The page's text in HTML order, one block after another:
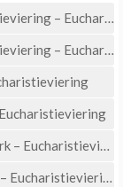
Aanbidding
Aanbidding
Eucharistische aanbidding
–